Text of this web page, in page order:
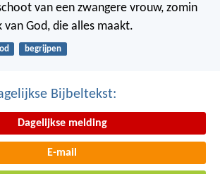
van een zwangere vrouw, zomin
van God, die alles maakt.
begrijpen
Bijbeltekst:
Dagelijkse melding
E-mail